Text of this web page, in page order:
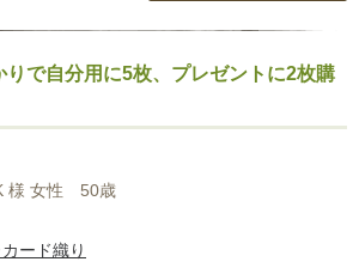
りで自分用に5枚、プレゼントに2枚購
様 女性
50歳
ード織り